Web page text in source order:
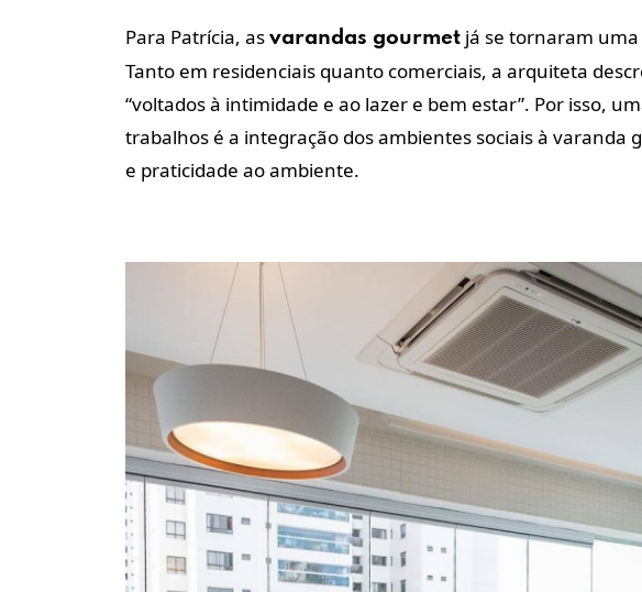
Para Patrícia, as varandas gourmet já se tornaram
Tanto em residenciais quanto comerciais, a arquiteta
“voltados à intimidade e ao lazer e bem estar”. Por isso,
trabalhos é a integração dos ambientes sociais à
e praticidade ao ambiente.